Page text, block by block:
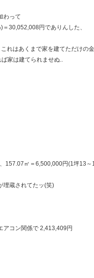
わって
30,052,008円でありんした、
れはあくまで家を建てただけの
家は建てられませぬ..
157.07㎡＝6,500,000円(1坪13～
埋蔵されてたッ(笑)
アコン関係で 2,413,409円